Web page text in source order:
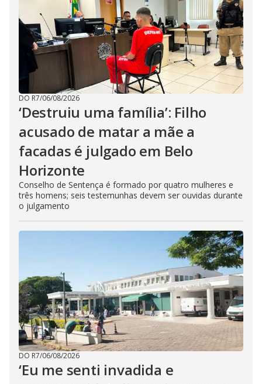
DO R7/06/08/2026
‘Destruiu uma família’: Filho
acusado de matar a mãe a
facadas é julgado em Belo
Horizonte
Conselho de Sentença é formado por quatro mulheres e
três homens; seis testemunhas devem ser ouvidas durante
o julgamento
DO R7/06/08/2026
‘Eu me senti invadida e